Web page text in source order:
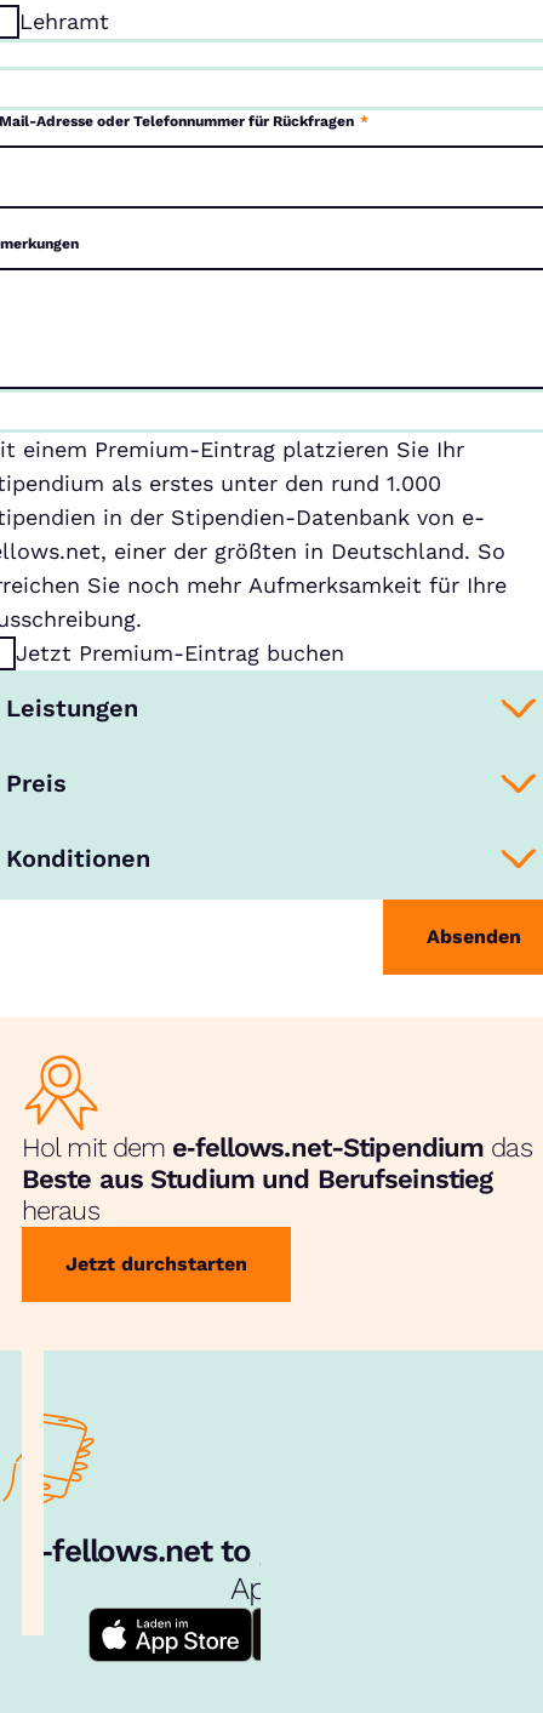
Lehramt
Adresse oder Telefonnummer für Rückfragen *
einem Premium-Eintrag platzieren Sie Ihr
als erstes unter den rund 1.000
in der Stipendien-Datenbank von e-
einer der größten in Deutschland. So
Sie noch mehr Aufmerksamkeit für Ihre
Jetzt Premium-Eintrag buchen
Leistungen
Preis
Konditionen
Absenden
Hol mit dem e‑fellows.net-Stipendium das
Beste aus Studium und Berufseinstieg
heraus
Jetzt durchstarten
e‑fellows.net to go:
App!